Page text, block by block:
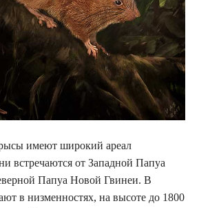
имеют широкий ареал
встречаются от Западной Папуа
Папуа Новой Гвинеи. В
в низменностях, на высоте до 1800